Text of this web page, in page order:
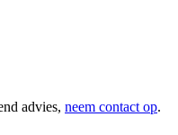
advies, neem contact op.